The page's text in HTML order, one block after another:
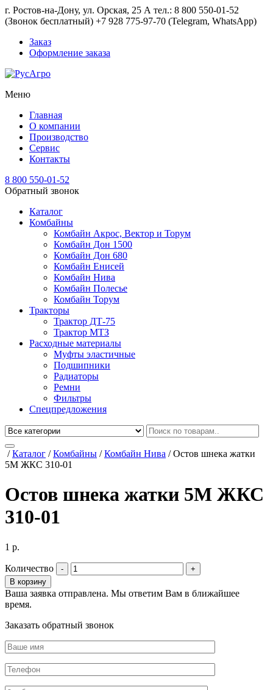
г. Ростов-на-Дону, ул. Орская, 25 А тел.: 8 800 550-01-52
(Звонок бесплатный) +7 928 775-97-70 (Telegram, WhatsApp)
Заказ
Оформление заказа
Меню
Главная
О компании
Производство
Сервис
Контакты
8 800 550-01-52
Обратный звонок
Каталог
Комбайны
Комбайн Акрос, Вектор и Торум
Комбайн Дон 1500
Комбайн Дон 680
Комбайн Енисей
Комбайн Нива
Комбайн Полесье
Комбайн Торум
Тракторы
Трактор ДТ-75
Трактор МТЗ
Расходные материалы
Муфты эластичные
Подшипники
Радиаторы
Ремни
Фильтры
Спецпредложения
/Каталог /Комбайны /Комбайн Нива /Остов шнека жатки
5М ЖКС 310-01
Остов шнека жатки 5М ЖКС
310-01
1 р.
Количество
В корзину
Ваша заявка отправлена. Мы ответим Вам в ближайшее
время.
Заказать обратный звонок